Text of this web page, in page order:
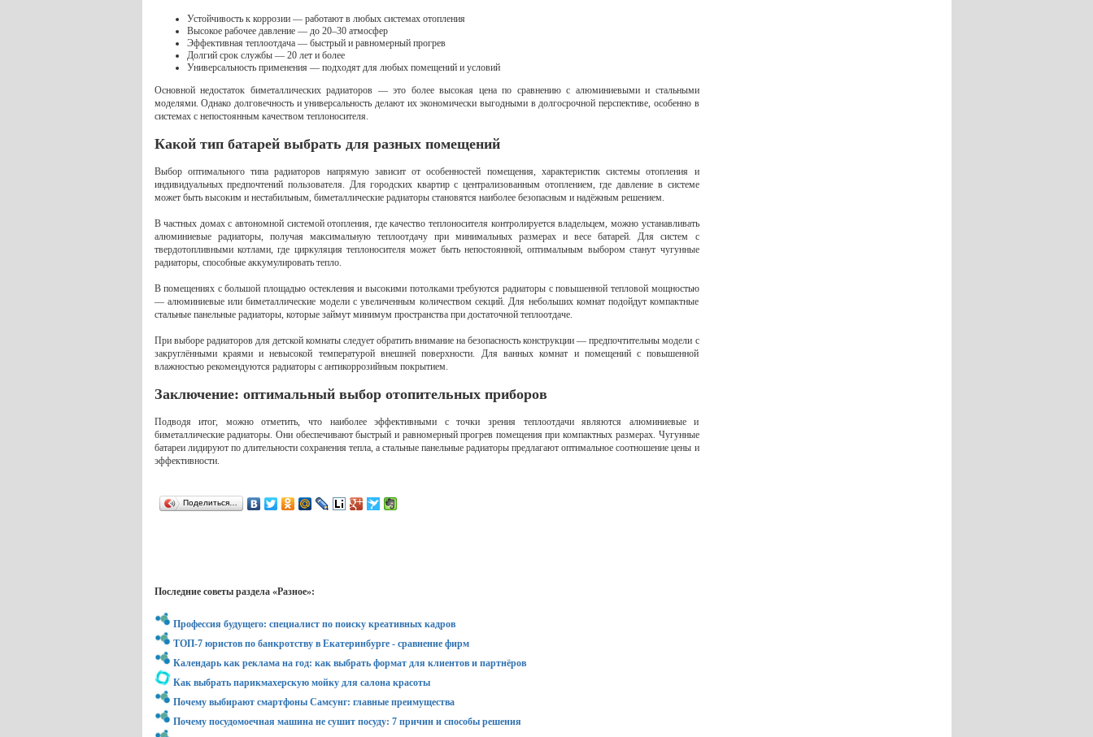
Устойчивость к коррозии — работают в любых системах отопления
Высокое рабочее давление — до 20–30 атмосфер
Эффективная теплоотдача — быстрый и равномерный прогрев
Долгий срок службы — 20 лет и более
Универсальность применения — подходят для любых помещений и условий
Основной недостаток биметаллических радиаторов — это более высокая цена по сравнению с алюминиевыми и стальными
моделями. Однако долговечность и универсальность делают их экономически выгодными в долгосрочной перспективе, особенно в
системах с непостоянным качеством теплоносителя.
Какой тип батарей выбрать для разных помещений
Выбор оптимального типа радиаторов напрямую зависит от особенностей помещения, характеристик системы отопления и
индивидуальных предпочтений пользователя. Для городских квартир с централизованным отоплением, где давление в системе
может быть высоким и нестабильным, биметаллические радиаторы становятся наиболее безопасным и надёжным решением.
В частных домах с автономной системой отопления, где качество теплоносителя контролируется владельцем, можно устанавливать
алюминиевые радиаторы, получая максимальную теплоотдачу при минимальных размерах и весе батарей. Для систем с
твердотопливными котлами, где циркуляция теплоносителя может быть непостоянной, оптимальным выбором станут чугунные
радиаторы, способные аккумулировать тепло.
В помещениях с большой площадью остекления и высокими потолками требуются радиаторы с повышенной тепловой мощностью
— алюминиевые или биметаллические модели с увеличенным количеством секций. Для небольших комнат подойдут компактные
стальные панельные радиаторы, которые займут минимум пространства при достаточной теплоотдаче.
При выборе радиаторов для детской комнаты следует обратить внимание на безопасность конструкции — предпочтительны модели с
закруглёнными краями и невысокой температурой внешней поверхности. Для ванных комнат и помещений с повышенной
влажностью рекомендуются радиаторы с антикоррозийным покрытием.
Заключение: оптимальный выбор отопительных приборов
Подводя итог, можно отметить, что наиболее эффективными с точки зрения теплоотдачи являются алюминиевые и
биметаллические радиаторы. Они обеспечивают быстрый и равномерный прогрев помещения при компактных размерах. Чугунные
батареи лидируют по длительности сохранения тепла, а стальные панельные радиаторы предлагают оптимальное соотношение цены и
эффективности.
Поделиться…
Последние советы раздела «Разное»:
Профессия будущего: специалист по поиску креативных кадров
ТОП-7 юристов по банкротству в Екатеринбурге - сравнение фирм
Календарь как реклама на год: как выбрать формат для клиентов и партнёров
Как выбрать парикмахерскую мойку для салона красоты
Почему выбирают смартфоны Самсунг: главные преимущества
Почему посудомоечная машина не сушит посуду: 7 причин и способы решения